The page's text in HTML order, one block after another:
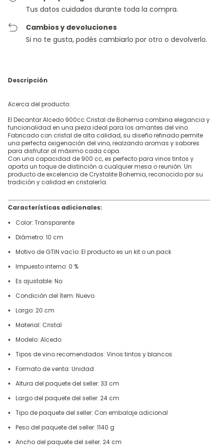
Tus datos cuidados durante toda la compra.
Cambios y devoluciones
Si no te gusta, podés cambiarlo por otro o devolverlo.
Descripción
Acerca del producto:
El Decantar Alcedo 900cc Cristal de Bohemia combina elegancia y
funcionalidad en una pieza ideal para los amantes del vino.
Fabricado con cristal de alta calidad, su diseño refinado permite
una perfecta oxigenación del vino, realzando aromas y sabores
para disfrutar al máximo cada copa.
Con una capacidad de 900 cc, es perfecto para vinos tintos y
aporta un toque de distinción a cualquier mesa o reunión. Un
producto de excelencia de Crystalite Bohemia, reconocido por su
tradición y calidad en cristalería.
Características adicionales:
Color: Transparente
Diámetro: 10 cm
Motivo de GTIN vacío: El producto es un kit o un pack
Impuesto interno: 0 %
Es ajustable: No
Condición del ítem: Nuevo
Largo: 20 cm
Material: Cristal
Modelo: Alcedo
Tipos de vino recomendados: Vinos tintos y blancos
Formato de venta: Unidad
Altura del paquete del seller: 33 cm
Largo del paquete del seller: 24 cm
Tipo de paquete del seller: Con embalaje adicional
Peso del paquete del seller: 1140 g
Ancho del paquete del seller: 24 cm